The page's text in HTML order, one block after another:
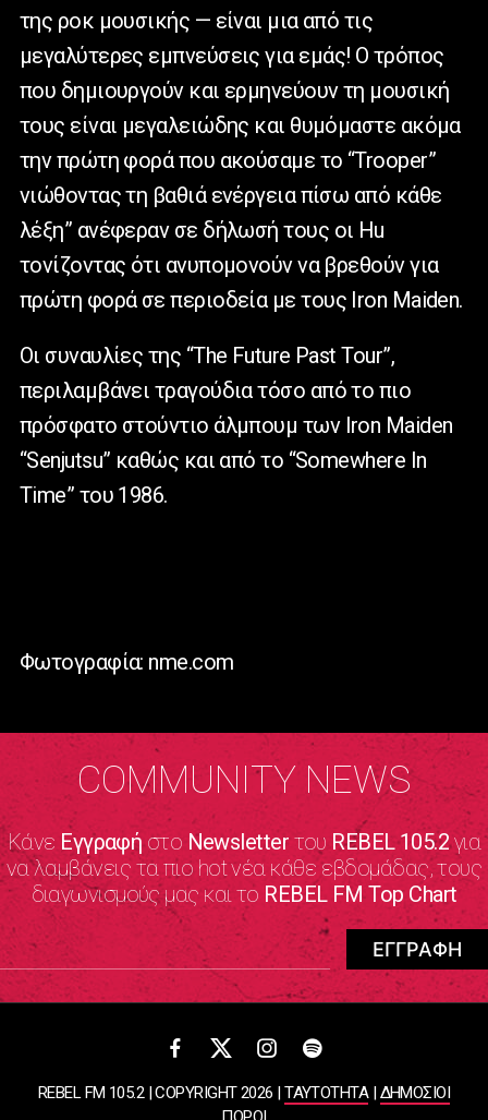
της ροκ μουσικής — είναι μια από τις
μεγαλύτερες εμπνεύσεις για εμάς! Ο τρόπος
που δημιουργούν και ερμηνεύουν τη μουσική
τους είναι μεγαλειώδης και θυμόμαστε ακόμα
την πρώτη φορά που ακούσαμε το “Trooper”
νιώθοντας τη βαθιά ενέργεια πίσω από κάθε
λέξη” ανέφεραν σε δήλωσή τους οι Hu
τονίζοντας ότι ανυπομονούν να βρεθούν για
πρώτη φορά σε περιοδεία με τους Iron Maiden.
Οι συναυλίες της “The Future Past Tour”,
περιλαμβάνει τραγούδια τόσο από το πιο
πρόσφατο στούντιο άλμπουμ των Iron Maiden
“Senjutsu” καθώς και από το “Somewhere In
Time” του 1986.
Φωτογραφία: nme.com
COMMUNITY NEWS
Κάνε Εγγραφήστο NewsletterτουREBEL 105.2για
να λαμβάνεις τα πιο hot νέα κάθε εβδομάδας, τους
διαγωνισμούς μας και το REBEL FM Top Chart
REBEL FM 105.2 | COPYRIGHT 2026 |ΤΑΥΤΟΤΗΤΑ|ΔΗΜΟΣΙΟΙ